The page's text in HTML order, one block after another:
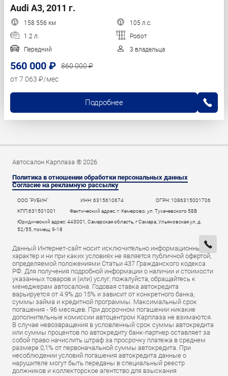
Audi A3, 2011 г.
158 556 км
105 л.с.
1.2 л.
Робот
Передний
3 владельца
560 000 ₽
860 000 ₽
от 7 063 ₽/мес
Подробнее
Автосалон Карплаза ® 2026
Политика в отношении обработки персональных данных
Согласие на рекламную рассылку
ООО "РУБИН" ИНН: 6315610674
ОГРН: 1086315001706
КПП:631501001
Фактический адрес: г. Кемерово, ул. Тухачевского 58В
Юридический адрес: 443001, Самарская область, г Самара, Ульяновская ул, д.
52/55, помещ. 9-18
Данный Интернет-сайт носит исключительно информационный
характер и ни при каких условиях не является публичной офертой,
определяемой положениями Статьи 437 Гражданского кодекса
РФ. Для получения подробной информации о наличии и стоимости
указанных товаров и (или) услуг, пожалуйста, обращайтесь к
менеджерам автосалона. Годовая ставка автокредита
варьируется от 4.9% до 15% и зависит от конкретного банка,
суммы займа и кредитной программы. Максимальный срок
погашения - 96 месяцев. При досрочном погашении никакие
дополнительные комиссии автоцентром Карплаза не взимаются.
В случае невозвращения в условленный срок суммы автокредита
или суммы процентов по автокредиту банк-партнер оставляет за
собой право начислить штраф за просрочку платежа в среднем
размере 0,1% от первоначальной суммы автокредита. При
несоблюдении условий погашения автокредита данные о
нарушителе могут быть переданы в специальный реестр
должников и коллекторское агентство для взыскания